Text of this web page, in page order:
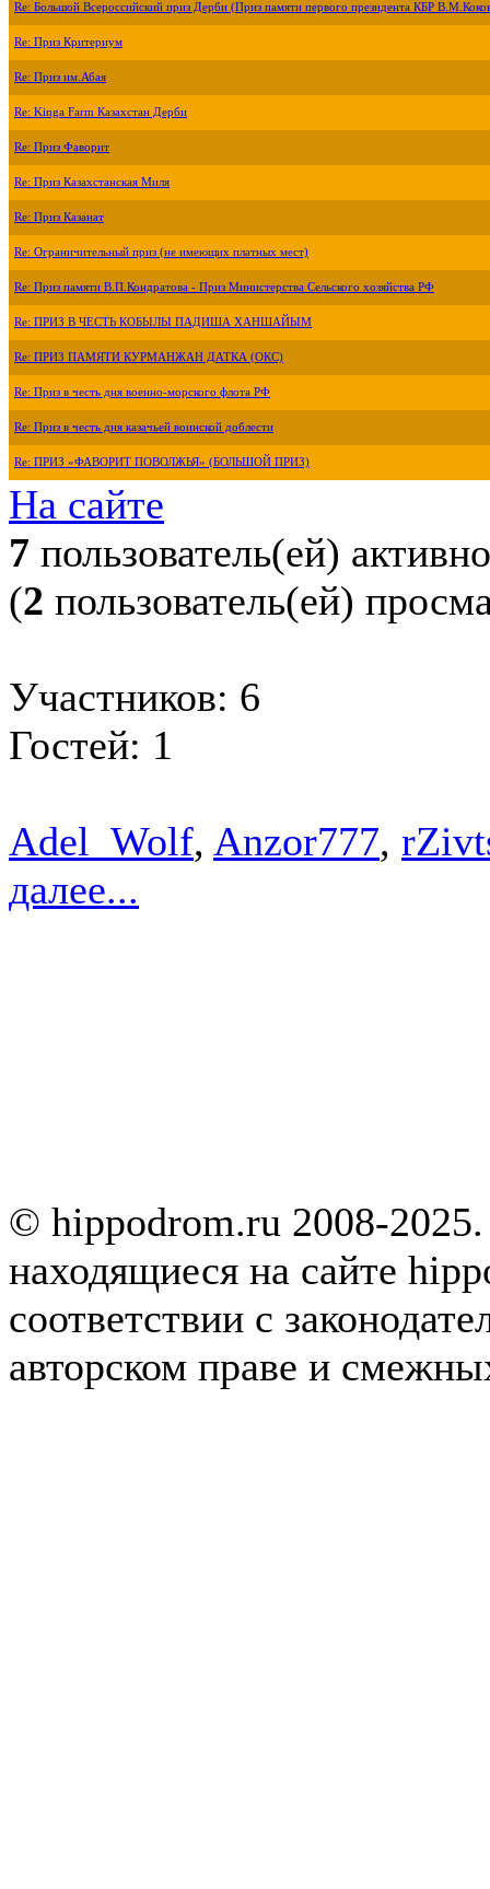
Re: Большой Всероссийский приз Дерби (Приз памяти первого президента КБР
Re: Приз Критериум
Re: Приз им.Абая
Re: Kinga Farm Казахстан Дерби
Re: Приз Фаворит
Re: Приз Казахстанская Миля
Re: Приз Казанат
Re: Ограничительный приз (не имеющих платных мест)
Re: Приз памяти В.П.Кондратова - Приз Министерства Сельского хозяйства РФ
Re: ПРИЗ В ЧЕСТЬ КОБЫЛЫ ПАДИША ХАНШАЙЫМ
Re: ПРИЗ ПАМЯТИ КУРМАНЖАН ДАТКА (ОКС)
Re: Приз в честь дня военно-морского флота РФ
Re: Приз в честь дня казачьей воинской доблести
Re: ПРИЗ «ФАВОРИТ ПОВОЛЖЬЯ» (БОЛЬШОЙ ПРИЗ)
На сайте
7 пользователь(ей) активно
(2 пользователь(ей)
Участников: 6
Гостей: 1
Adel_Wolf, Anzor777,
далее...
© hippodrom.ru 2008-
находящиеся на сайте
соответствии с
авторском праве и